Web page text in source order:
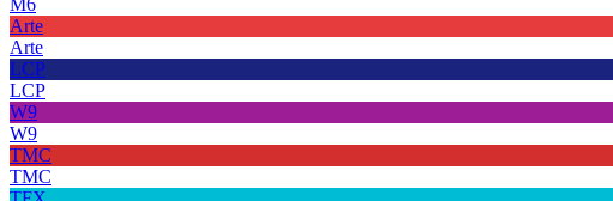
Arte
Arte
LCP
LCP
W9
W9
TMC
TMC